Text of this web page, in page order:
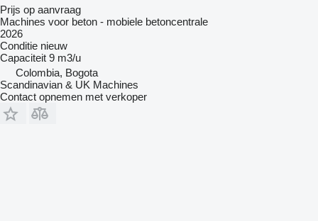
Prijs op aanvraag
Machines voor beton - mobiele betoncentrale
2026
Conditie nieuw
Capaciteit 9 m3/u
Colombia, Bogota
Scandinavian & UK Machines
Contact opnemen met verkoper